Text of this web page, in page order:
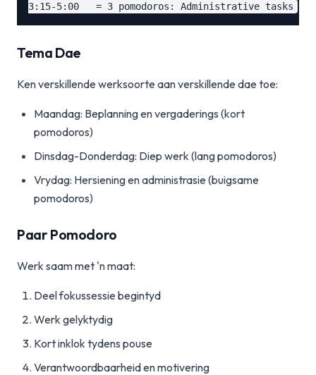
Tema Dae
Ken verskillende werksoorte aan verskillende dae toe:
Maandag: Beplanning en vergaderings (kort
pomodoros)
Dinsdag-Donderdag: Diep werk (lang pomodoros)
Vrydag: Hersiening en administrasie (buigsame
pomodoros)
Paar Pomodoro
Werk saam met 'n maat:
Deel fokussessie begintyd
Werk gelyktydig
Kort inklok tydens pouse
Verantwoordbaarheid en motivering